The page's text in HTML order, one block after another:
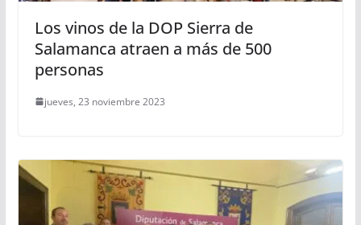
Los vinos de la DOP Sierra de
Salamanca atraen a más de 500
personas
jueves, 23 noviembre 2023